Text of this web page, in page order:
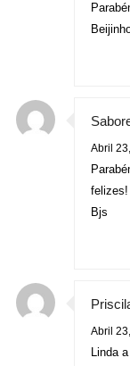
Abril
felizes!
Bjs
Abril
Linda